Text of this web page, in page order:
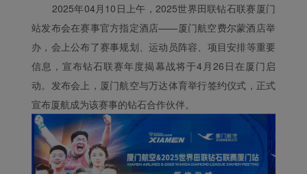
2025年04月10日上午，2025世界田联钻石联赛厦门
站发布会在赛事官方指定酒店——厦门航空费尔蒙酒店举
办，会上公布了赛事规划、运动员阵容、项目安排等重要
信息，宣布钻石联赛年度揭幕战将于4月26日在厦门启
动。发布会上，厦门航空与万达体育举行签约仪式，正式
宣布厦航成为该赛事的钻石合作伙伴。
Xiamenair.com使用功能
型和分析型Cookie 来确
保我们的网站正常运行，
并为您提供最佳的用户体
验。 使用本网站，功能型
和分析型Cookie将被安装
在您的浏览器中。